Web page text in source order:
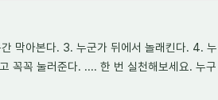
막아본다. 3. 누군가 뒤에서 놀래킨다. 4. 누
꼭꼭 눌러준다. .... 한 번 실천해보세요. 누구